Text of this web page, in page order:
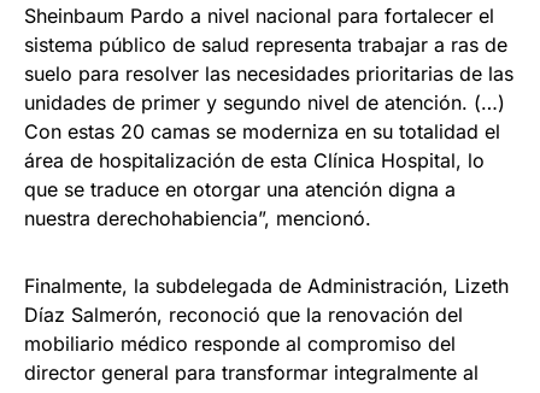
Sheinbaum Pardo a nivel nacional para fortalecer el
sistema público de salud representa trabajar a ras de
suelo para resolver las necesidades prioritarias de las
unidades de primer y segundo nivel de atención. (…)
Con estas 20 camas se moderniza en su totalidad el
área de hospitalización de esta Clínica Hospital, lo
que se traduce en otorgar una atención digna a
nuestra derechohabiencia”, mencionó.
Finalmente, la subdelegada de Administración, Lizeth
Díaz Salmerón, reconoció que la renovación del
mobiliario médico responde al compromiso del
director general para transformar integralmente al